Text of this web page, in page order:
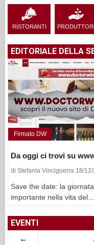
RISTORANTI PRODUTTORI
EDITORIALE DELLA
Firmato DW
Da oggi ci trovi su
di Stefania Vinciguerra 18/12/
Save the date: la
importante nella vita del...
EVENTI
←